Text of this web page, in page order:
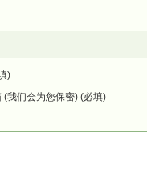
)
(我们会为您保密) (必填)